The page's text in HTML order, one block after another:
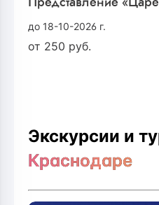
Представление
до 18-10-2026 г.
от 250 руб.
Экскурсии и
Краснодаре